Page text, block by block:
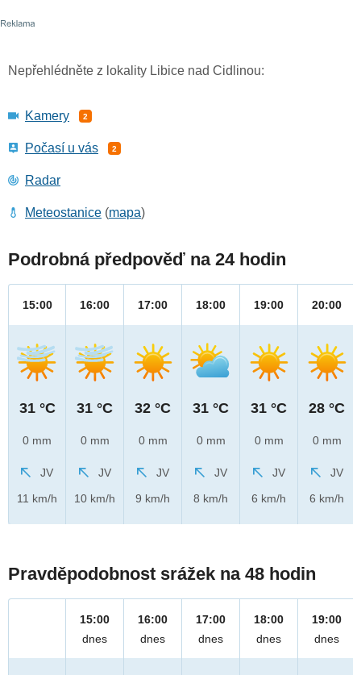
Nepřehlédněte z lokality Libice nad Cidlinou:
Kamery 2
Počasí u vás 2
Radar
Meteostanice (mapa)
Podrobná předpověď na 24 hodin
15:00
31 °C
0 mm
JV
11 km/h
16:00
31 °C
0 mm
JV
10 km/h
17:00
32 °C
0 mm
JV
9 km/h
18:00
31 °C
0 mm
JV
8 km/h
19:00
31 °C
0 mm
JV
6 km/h
20:00
28 °C
0 mm
JV
6 km/h
Pravděpodobnost srážek na 48 hodin
15:00
dnes
16:00
dnes
17:00
dnes
18:00
dnes
19:00
dnes